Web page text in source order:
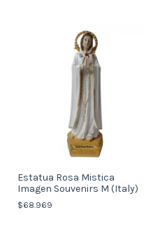
Estatua Rosa Mistica
Imagen Souvenirs M (Italy)
$68.969